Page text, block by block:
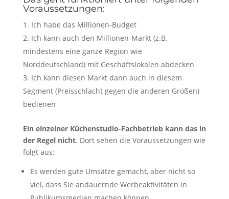
Voraussetzungen:
Ich habe das Millionen-Budget
Ich kann auch den Millionen-Markt (z.B.
mindestens eine ganze Region wie
Norddeutschland) mit Geschäftslokalen abdecken
Ich kann diesen Markt dann auch in diesem
Segment (Preisschlacht gegen die anderen Großen)
bedienen
Ein einzelner Küchenstudio-Fachbetrieb kann das in
der Regel nicht. Dort sehen die Voraussetzungen wie
folgt aus:
Es werden gute Umsätze gemacht, aber nicht so
viel, dass Sie andauernde Werbeaktivitäten in